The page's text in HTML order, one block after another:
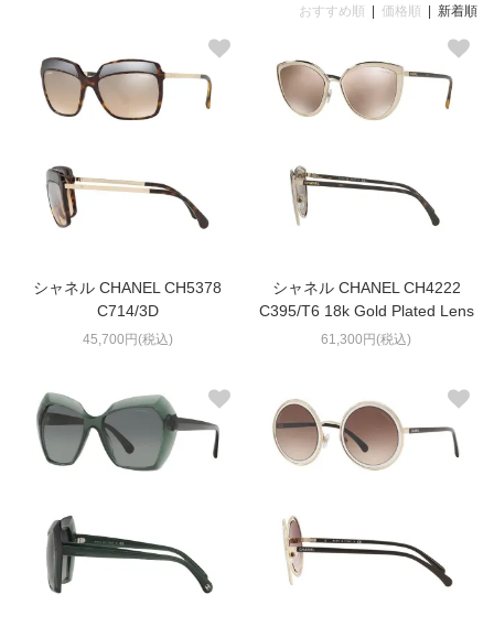
おすすめ順 価格順 | 新着順
シャネル CHANEL CH5378
C714/3D
45,700円(税込)
シャネル CHANEL CH4222
C395/T6 18k Gold Plated Lens
61,300円(税込)